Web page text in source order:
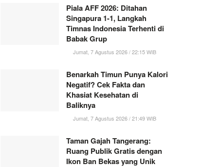
Piala AFF 2026: Ditahan
Singapura 1-1, Langkah
Timnas Indonesia Terhenti di
Babak Grup
Jumat, 7 Agustus 2026 / 22:15 WIB
Benarkah Timun Punya Kalori
Negatif? Cek Fakta dan
Khasiat Kesehatan di
Baliknya
Jumat, 7 Agustus 2026 / 21:49 WIB
Taman Gajah Tangerang:
Ruang Publik Gratis dengan
Ikon Ban Bekas yang Unik